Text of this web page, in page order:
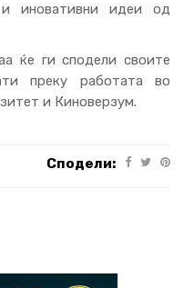
и иновативни идеи од
ќе ги сподели своите
преку работата во
и Киноверзум.
Сподели: